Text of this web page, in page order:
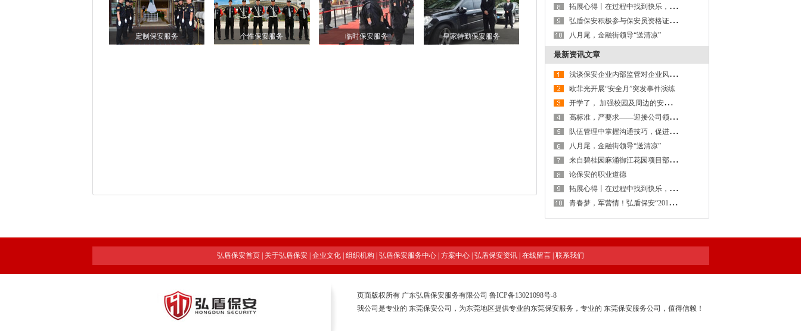
定制保安服务 个性保安服务 临时保安服务 皇家特勤保安服务
拓
展心得丨在过程中找到快乐，在感悟中得到提升
弘
盾保安积极参与保安员资格证考试
八月尾，金融街领导“送清凉”
最新资讯文章
浅
谈保安企业内部监管对企业风险防控的重要性
欧菲光开展“安全月”突发事件演练
开
学了， 加强校园及周边的安全防范工作，创建安全稳定的校园及周边环境
高
标准，严要求——迎接公司领导检查工作
队
伍管理中掌握沟通技巧，促进保安工作和谐稳定发展
八月尾，金融街领导“送清凉”
来
自碧桂园麻涌御江花园项目部感谢信
论保安的职业道德
拓
展心得丨在过程中找到快乐，在感悟中得到提升
青
春梦，军营情！弘盾保安“2018年度骨干拓展训练暨管理专项培训工作会议”全程回顾
弘盾保安首页 关于弘盾保安 企业文化 组织机构 弘盾保安服务中心 方案中心 弘盾保安资讯 在线留言 联系我们
页面版权所有 广东弘盾保安服务有限公司 鲁ICP备13021098号-8
我公司是专业的 东莞保安公司 ，为东莞地区提供专业的东莞保安服务，专业的 东莞保安服务公司 ，值得信赖！